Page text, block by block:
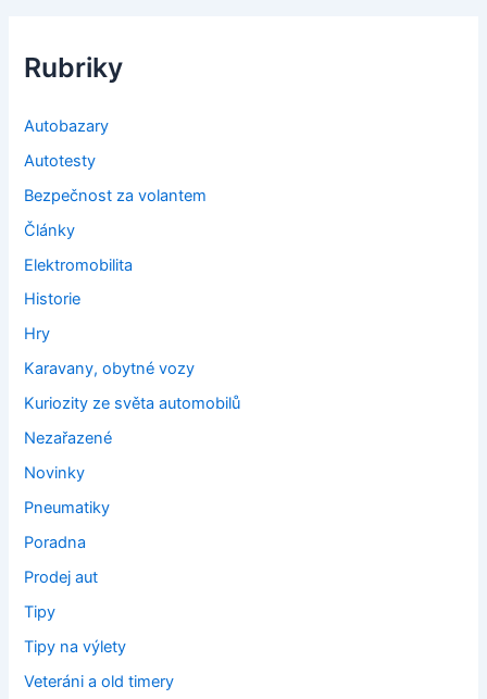
Rubriky
Autobazary
Autotesty
Bezpečnost za volantem
Články
Elektromobilita
Historie
Hry
Karavany, obytné vozy
Kuriozity ze světa automobilů
Nezařazené
Novinky
Pneumatiky
Poradna
Prodej aut
Tipy
Tipy na výlety
Veteráni a old timery